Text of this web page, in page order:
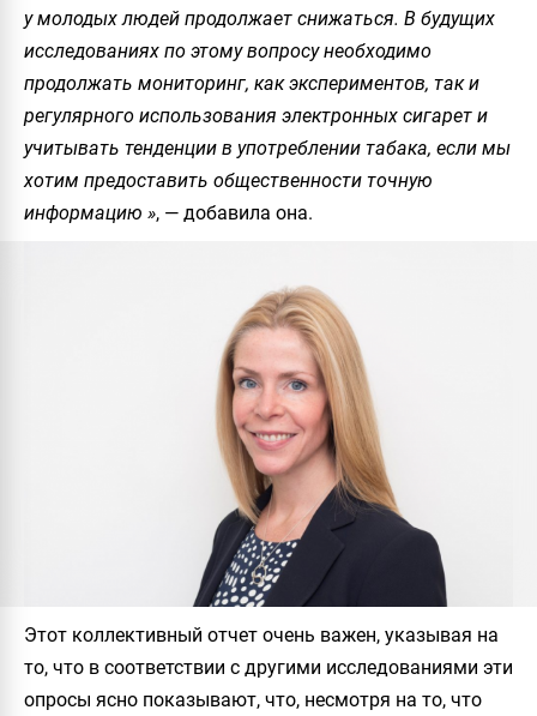
у молодых людей продолжает снижаться. В будущих
исследованиях по этому вопросу необходимо
продолжать мониторинг, как экспериментов, так и
регулярного использования электронных сигарет и
учитывать тенденции в употреблении табака, если мы
хотим предоставить общественности точную
информацию », — добавила она.
Этот коллективный отчет очень важен, указывая на
то, что в соответствии с другими исследованиями эти
опросы ясно показывают, что, несмотря на то, что